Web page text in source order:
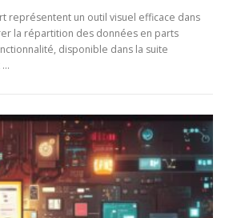
représentent un outil visuel efficace dans
la répartition des données en parts
disponible dans la suite
…